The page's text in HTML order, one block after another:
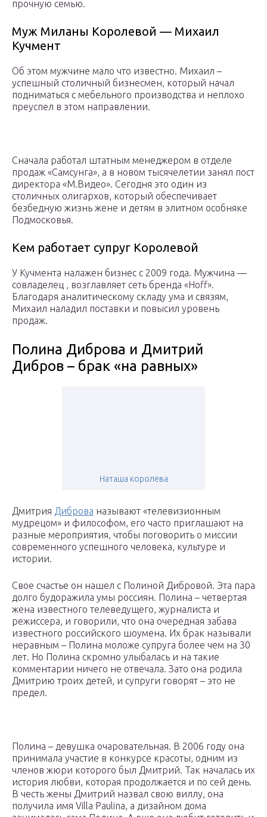
прочную семью.
Муж Миланы Королевой — Михаил
Кучмент
Об этом мужчине мало что известно. Михаил –
успешный столичный бизнесмен, который начал
подниматься с мебельного производства и неплохо
преуспел в этом направлении.
Сначала работал штатным менеджером в отделе
продаж «Самсунга», а в новом тысячелетии занял пост
директора «М.Видео». Сегодня это один из
столичных олигархов, который обеспечивает
безбедную жизнь жене и детям в элитном особняке
Подмосковья.
Кем работает супруг Королевой
У Кучмента налажен бизнес с 2009 года. Мужчина —
совладелец , возглавляет сеть бренда «Hoff».
Благодаря аналитическому складу ума и связям,
Михаил наладил поставки и повысил уровень
продаж.
Полина Диброва и Дмитрий
Дибров – брак «на равных»
Наташа королёва
Дмитрия Диброва называют «телевизионным
мудрецом» и философом, его часто приглашают на
разные мероприятия, чтобы поговорить о миссии
современного успешного человека, культуре и
истории.
Свое счастье он нашел с Полиной Дибровой. Эта пара
долго будоражила умы россиян. Полина – четвертая
жена известного телеведущего, журналиста и
режиссера, и говорили, что она очередная забава
известного российского шоумена. Их брак называли
неравным – Полина моложе супруга более чем на 30
лет. Но Полина скромно улыбалась и на такие
комментарии ничего не отвечала. Зато она родила
Дмитрию троих детей, и супруги говорят – это не
предел.
Полина – девушка очаровательная. В 2006 году она
принимала участие в конкурсе красоты, одним из
членов жюри которого был Дмитрий. Так началась их
история любви, которая продолжается и по сей день.
В честь жены Дмитрий назвал свою виллу, она
получила имя Villa Paulina, а дизайном дома